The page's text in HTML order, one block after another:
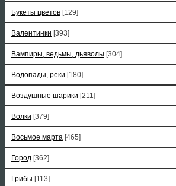
Букеты цветов [129]
Валентинки [393]
Вампиры, ведьмы, дьяволы [304]
Водопады, реки [180]
Воздушные шарики [211]
Волки [379]
Восьмое марта [465]
Город [362]
Грибы [113]